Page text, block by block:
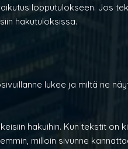
lopputulokseen. Jos
hakutuloksissa.
lukee ja miltä ne
hakuihin. Kun tekstit on
milloin sivunne